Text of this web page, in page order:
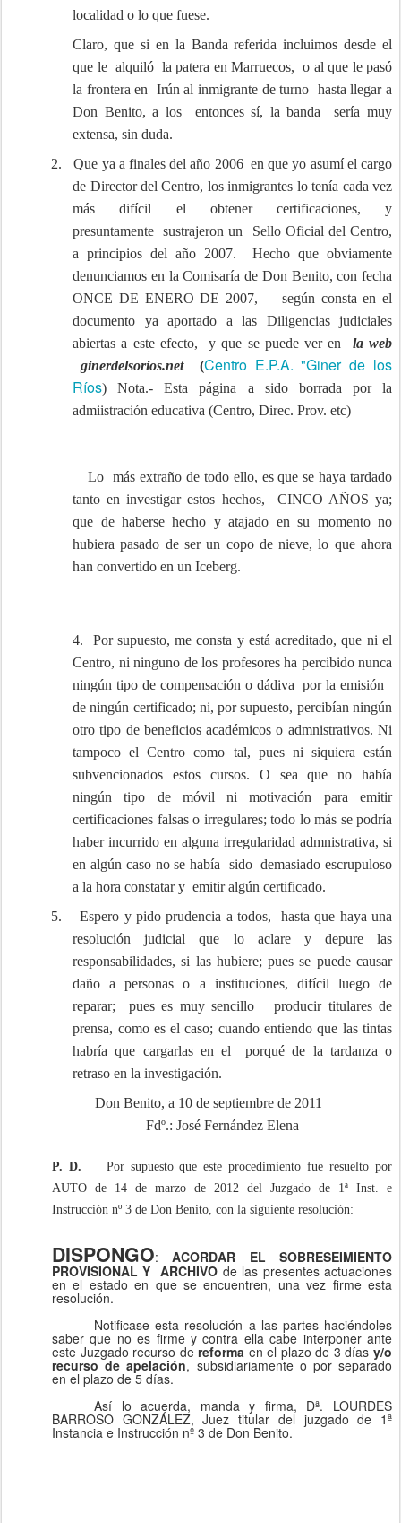
localidad o lo que fuese.
Claro, que si en la Banda referida incluimos desde el
que le alquiló la patera en Marruecos, o al que le pasó
la frontera en Irún al inmigrante de turno hasta llegar a
Don Benito, a los entonces sí, la banda sería muy
extensa, sin duda.
2.
Que ya a finales del año 2006 en que yo asumí el cargo
de Director del Centro, los inmigrantes lo tenía cada vez
más difícil el obtener certificaciones, y
presuntamente sustrajeron un Sello Oficial del Centro,
a principios del año 2007. Hecho que obviamente
denunciamos en la Comisaría de Don Benito, con fecha
ONCE DE ENERO DE 2007, según consta en el
documento ya aportado a las Diligencias judiciales
abiertas a este efecto, y que se puede ver en
la web
ginerdelsorios.net (Centro E.P.A. "Giner de los
Ríos) Nota.- Esta página a sido borrada por la
admiistración educativa (Centro, Direc. Prov. etc)
Lo más extraño de todo ello, es que se haya tardado
tanto en investigar estos hechos, CINCO AÑOS ya;
que de haberse hecho y atajado en su momento no
hubiera pasado de ser un copo de nieve, lo que ahora
han convertido en un Iceberg.
4. Por supuesto, me consta y está acreditado, que ni el
Centro, ni ninguno de los profesores ha percibido nunca
ningún tipo de compensación o dádiva por la emisión
de ningún certificado; ni, por supuesto, percibían ningún
otro tipo de beneficios académicos o admnistrativos. Ni
tampoco el Centro como tal, pues ni siquiera están
subvencionados estos cursos. O sea que no había
ningún tipo de móvil ni motivación para emitir
certificaciones falsas o irregulares; todo lo más se podría
haber incurrido en alguna irregularidad admnistrativa, si
en algún caso no se había sido demasiado escrupuloso
a la hora constatar y emitir algún certificado.
5.
Espero y pido prudencia a todos, hasta que haya una
resolución judicial que lo aclare y depure las
responsabilidades, si las hubiere; pues se puede causar
daño a personas o a instituciones, difícil luego de
reparar; pues es muy sencillo producir titulares de
prensa, como es el caso; cuando entiendo que las tintas
habría que cargarlas en el porqué de la tardanza o
retraso en la investigación.
Don Benito, a 10 de septiembre de 2011
Fdº.: José Fernández Elena
P. D. Por supuesto que este procedimiento fue resuelto por
AUTO de 14 de marzo de 2012 del Juzgado de 1ª Inst. e
Instrucción nº 3 de Don Benito, con la siguiente resolución:
DISPONGO:ACORDAR EL SOBRESEIMIENTO
PROVISIONAL Y ARCHIVO de las presentes actuaciones
en el estado en que se encuentren, una vez firme esta
resolución.
Notificase esta resolución a las partes haciéndoles
saber que no es firme y contra ella cabe interponer ante
este Juzgado recurso dereforma en el plazo de 3 díasy/o
recurso de apelación, subsidiariamente o por separado
en el plazo de 5 días.
Así lo acuerda, manda y firma, Dª. LOURDES
BARROSO GONZÁLEZ, Juez titular del juzgado de 1ª
Instancia e Instrucción nº 3 de Don Benito.